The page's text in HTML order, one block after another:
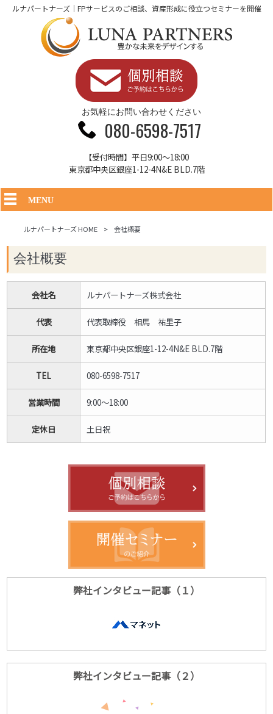
ルナパートナーズ｜FPサービスのご相談、資産形成に役立つセミナーを開催
お気軽にお問い合わせください
080-6598-7517
【受付時間】平日9:00～18:00
東京都中央区銀座1-12-4N&E BLD.7階
MENU
ルナパートナーズ HOME > 会社概要
会社概要
会社名 ルナパートナーズ株式会社
代表 代表取締役 相馬 祐里子
所在地 東京都中央区銀座1-12-4N&E BLD.7階
TEL 080-6598-7517
営業時間 9:00～18:00
定休日 土日祝
弊社インタビュー記事（１）
弊社インタビュー記事（２）